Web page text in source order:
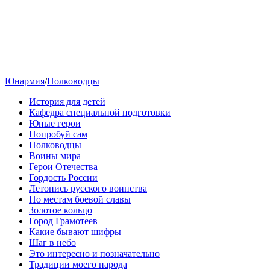
Юнармия/Полководцы
История для детей
Кафедра специальной подготовки
Юные герои
Попробуй сам
Полководцы
Воины мира
Герои Отечества
Гордость России
Летопись русского воинства
По местам боевой славы
Золотое кольцо
Город Грамотеев
Какие бывают шифры
Шаг в небо
Это интересно и позначательно
Традиции моего народа